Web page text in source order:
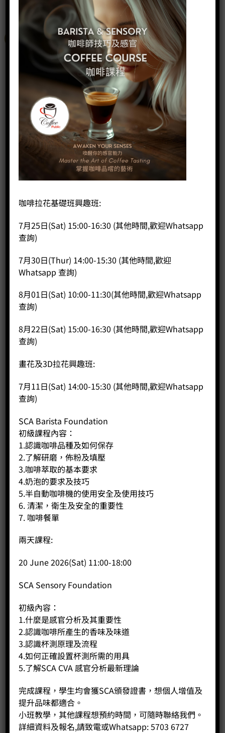
已售完
2025 巴拿馬三料冠軍莊園 翡翠莊園綠標私藏批次優惠+ 順豐
Price: HK$460.00 Original
HK$460.00.
HK$430.00Current
HK$430.00.
+
-
BUY NOW
咖啡拉花基礎班興趣班:
7月25日(Sat) 15:00-16:30 (其他時間,歡迎Whatsapp
查詢)
7月30日(Thur) 14:00-15:30 (其他時間,歡迎
Whatsapp 查詢)
8月01日(Sat) 10:00-11:30(其他時間,歡迎Whatsapp
查詢)
8月22日(Sat) 15:00-16:30 (其他時間,歡迎Whatsapp
查詢)
畫花及3D拉花興趣班:
7月11日(Sat) 14:00-15:30 (其他時間,歡迎Whatsapp
查詢)
SCA Barista Foundation
初級課程內容：
1.認識咖啡品種及如何保存
2.了解研磨，佈粉及填壓
3.咖啡萃取的基本要求
4.奶泡的要求及技巧
5.半自動咖啡機的使用安全及使用技巧
6. 清潔，衛生及安全的重要性
7. 咖啡餐單
兩天課程:
20 June 2026(Sat) 11:00-18:00
SCA Sensory Foundation
初級內容：
1.什麼是感官分析及其重要性
2.認識咖啡所產生的香味及味道
3.認識杯測原理及流程
4.如何正確設置杯測所需的用具
5.了解SCA CVA 感官分析最新理論
完成課程，學生均會獲SCA頒發證書，想個人增值及
提升品味都適合。
小班教學，其他課程想預約時間，可隨時聯絡我們。
詳細資料及報名,請致電或Whatsapp: 5703 6727